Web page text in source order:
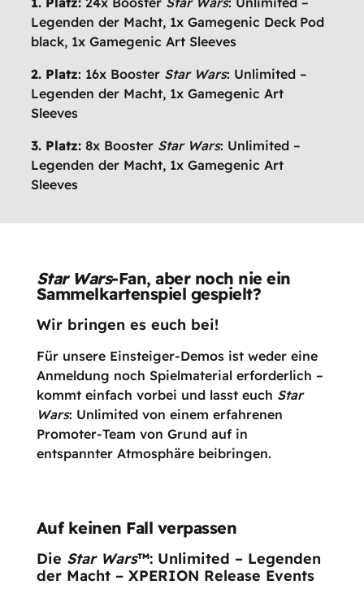
Legenden der Macht, 1x Gamegenic Deck Pod
black, 1x Gamegenic Art Sleeves
2. Platz: 16x Booster Star Wars: Unlimited –
Legenden der Macht, 1x Gamegenic Art
Sleeves
3. Platz: 8x Booster Star Wars: Unlimited –
Legenden der Macht, 1x Gamegenic Art
Sleeves
Star Wars-Fan, aber noch nie ein
Sammelkartenspiel gespielt?
Wir bringen es euch bei!
Für unsere Einsteiger-Demos ist weder eine
Anmeldung noch Spielmaterial erforderlich –
kommt einfach vorbei und lasst euch Star
Wars: Unlimited von einem erfahrenen
Promoter-Team von Grund auf in
entspannter Atmosphäre beibringen.
Auf keinen Fall verpassen
Die Star Wars™: Unlimited – Legenden
der Macht – XPERION Release Events